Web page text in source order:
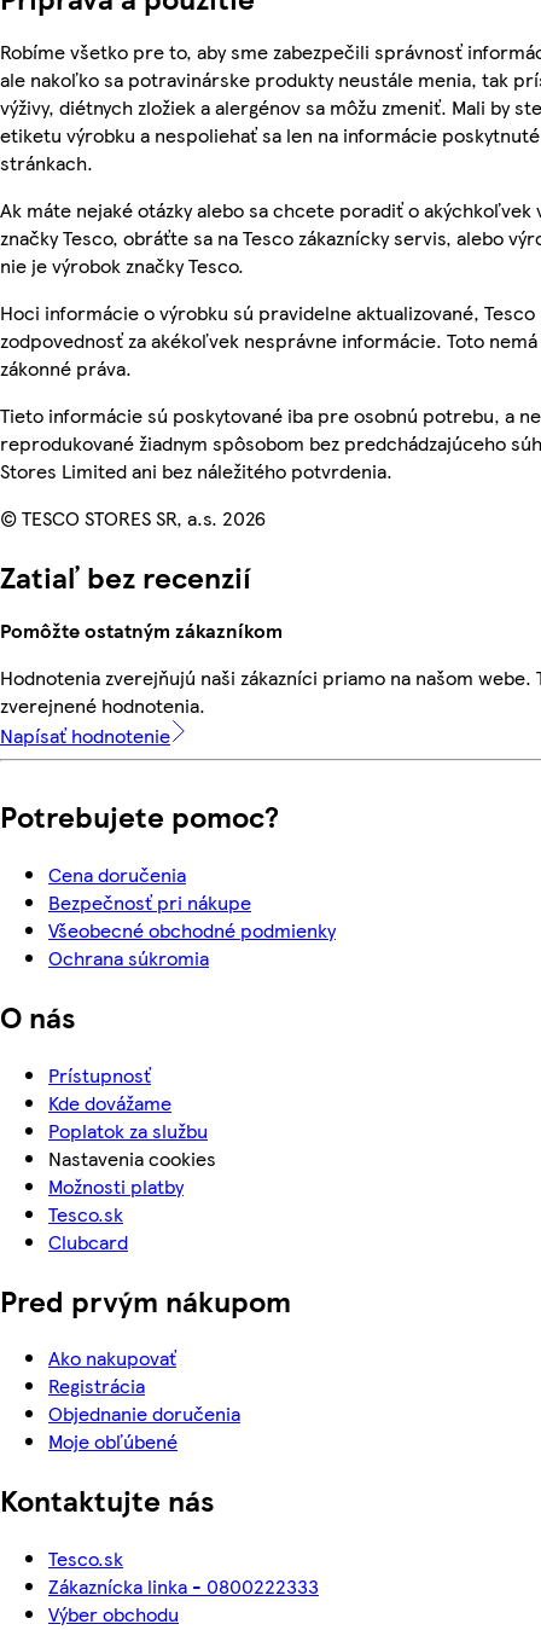
Robíme všetko pre to, aby sme zabezpečili správnosť
ale nakoľko sa potravinárske produkty neustále menia, tak
výživy, diétnych zložiek a alergénov sa môžu zmeniť. Mali by
etiketu výrobku a nespoliehať sa len na informácie
stránkach.
Ak máte nejaké otázky alebo sa chcete poradiť o akýchkoľvek
značky Tesco, obráťte sa na Tesco zákaznícky servis, alebo
nie je výrobok značky Tesco.
Hoci informácie o výrobku sú pravidelne aktualizované, Tesco
zodpovednosť za akékoľvek nesprávne informácie. Toto nemá
zákonné práva.
Tieto informácie sú poskytované iba pre osobnú potrebu, a
reprodukované žiadnym spôsobom bez predchádzajúceho
Stores Limited ani bez náležitého potvrdenia.
© TESCO STORES SR, a.s. 2026
Zatiaľ bez recenzií
Pomôžte ostatným zákazníkom
Hodnotenia zverejňujú naši zákazníci priamo na našom webe.
zverejnené hodnotenia.
Napísať hodnotenie
Potrebujete pomoc?
Cena doručenia
Bezpečnosť pri nákupe
Všeobecné obchodné podmienky
Ochrana súkromia
O nás
Prístupnosť
Kde dovážame
Poplatok za službu
Nastavenia cookies
Možnosti platby
Tesco.sk
Clubcard
Pred prvým nákupom
Ako nakupovať
Registrácia
Objednanie doručenia
Moje obľúbené
Kontaktujte nás
Tesco.sk
Zákaznícka linka - 0800222333
Výber obchodu